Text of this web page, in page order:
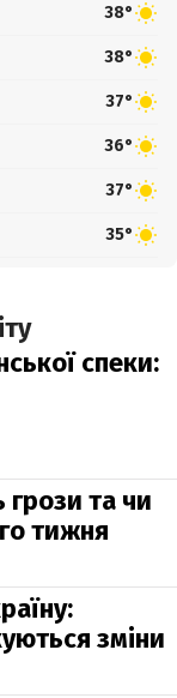
38°
38°
37°
36°
37°
35°
спеки:
грози та чи
тижня
зміни